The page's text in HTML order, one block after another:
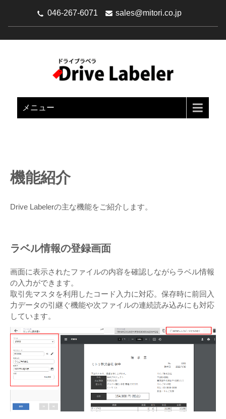
046-267-6071 sales@mitori.co.jp
DRIVE LABELER（ドライブラ
メニュー
機能紹介
Drive Labelerの主な機能をご紹介します。
ラベル情報の登録画面
画面に表示されたファイルの内容を確認しながらラベル情報
の入力ができます。
取引先マスタを利用したコード入力に対応。保存時に前回入
力データの引継ぐ機能や次ファイルの連続読み込みにも対応
しています。